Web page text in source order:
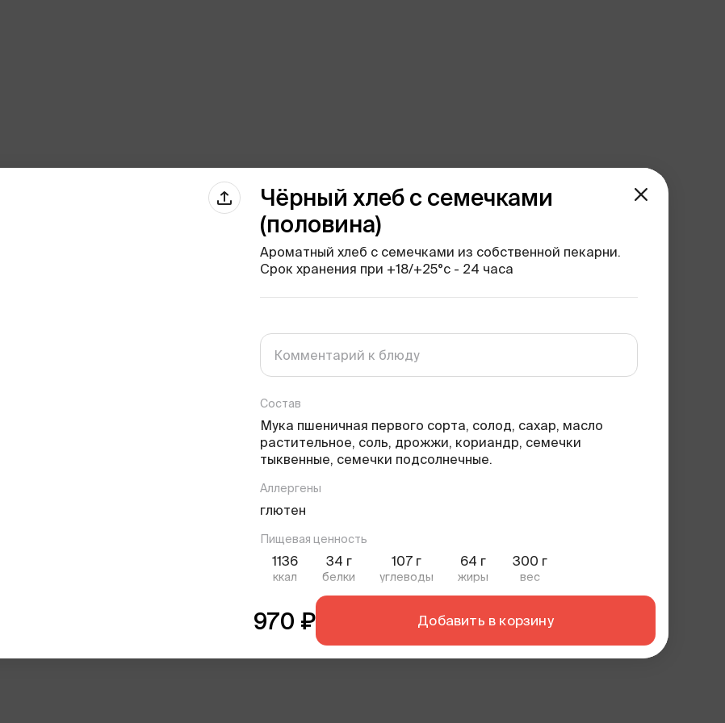
Чёрный хлеб с семечками
(половина)
Ароматный хлеб с семечками из собственной пекарни.
Срок хранения при +18/+25°с - 24 часа
Состав
Мука пшеничная первого сорта, солод, сахар, масло
растительное, соль, дрожжи, кориандр, семечки
тыквенные, семечки подсолнечные.
Аллергены
глютен
Пищевая ценность
1136
ккал
34 г
белки
107 г
углеводы
64 г
жиры
300 г
вес
970 ₽ Добавить в корзину